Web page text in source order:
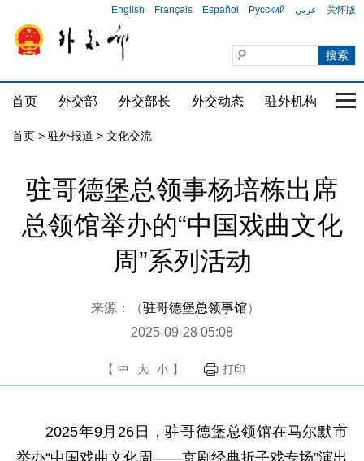
English Français Español Русский عربي 关怀版
首页 外交部 外交部长 外交动态 驻外机构 国
首页 > 驻外报道 > 文化交流
驻哥德堡总领事杨培栋出席
总领馆举办的“中国戏曲文化
周”系列活动
来源：（驻哥德堡总领事馆）
2025-09-28 05:08
【 中 大 小 】 打印
2025年9月26日，驻哥德堡总领馆在马尔默市
举办“中国戏曲文化周——京剧经典折子戏专场”演出